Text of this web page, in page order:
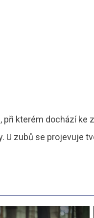
při kterém dochází
U zubů se projevuje